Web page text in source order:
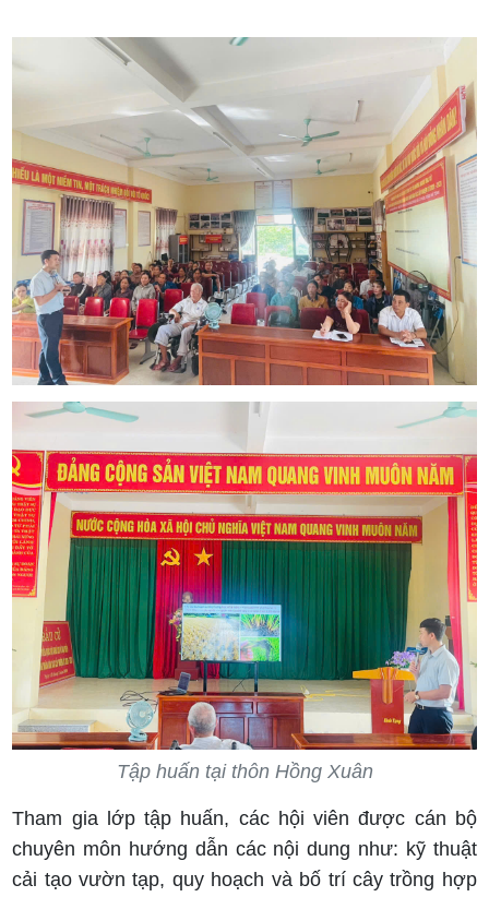
Tập huấn tại thôn Hồng Xuân
Tham gia lớp tập huấn, các hội viên được cán bộ
chuyên môn hướng dẫn các nội dung như: kỹ thuật
cải tạo vườn tạp, quy hoạch và bố trí cây trồng hợp